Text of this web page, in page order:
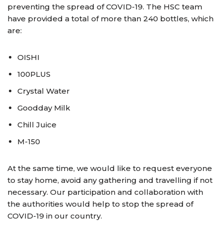
preventing the spread of COVID-19. The HSC team
have provided a total of more than 240 bottles, which
are:
OISHI
100PLUS
Crystal Water
Goodday Milk
Chill Juice
M-150
At the same time, we would like to request everyone
to stay home, avoid any gathering and travelling if not
necessary. Our participation and collaboration with
the authorities would help to stop the spread of
COVID-19 in our country.